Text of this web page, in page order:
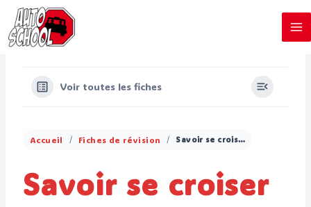
Aller
au
contenu
Voir toutes les fiches
Accueil Fiches de révision Savoir se croiser
Savoir se croiser